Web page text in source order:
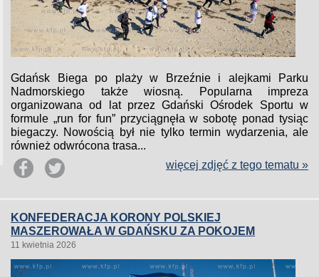
Gdańsk Biega po plaży w Brzeźnie i alejkami Parku
Nadmorskiego także wiosną. Popularna impreza
organizowana od lat przez Gdański Ośrodek Sportu w
formule „run for fun” przyciągnęła w sobotę ponad tysiąc
biegaczy. Nowością był nie tylko termin wydarzenia, ale
również odwrócona trasa...
więcej zdjęć z tego tematu »
KONFEDERACJA KORONY POLSKIEJ
MASZEROWAŁA W GDAŃSKU ZA POKOJEM
11 kwietnia 2026